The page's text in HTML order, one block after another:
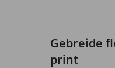
Gebreide
print